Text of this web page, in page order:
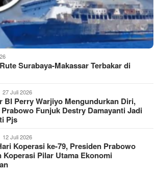
Surabaya-Makassar Terbakar di
27 Juli 2026
BI Perry Warjiyo Mengundurkan Diri,
Funjuk Destry Damayanti Jadi
Pjs
12 Juli 2026
Koperasi ke-79, Presiden Prabowo
Koperasi Pilar Utama Ekonomi